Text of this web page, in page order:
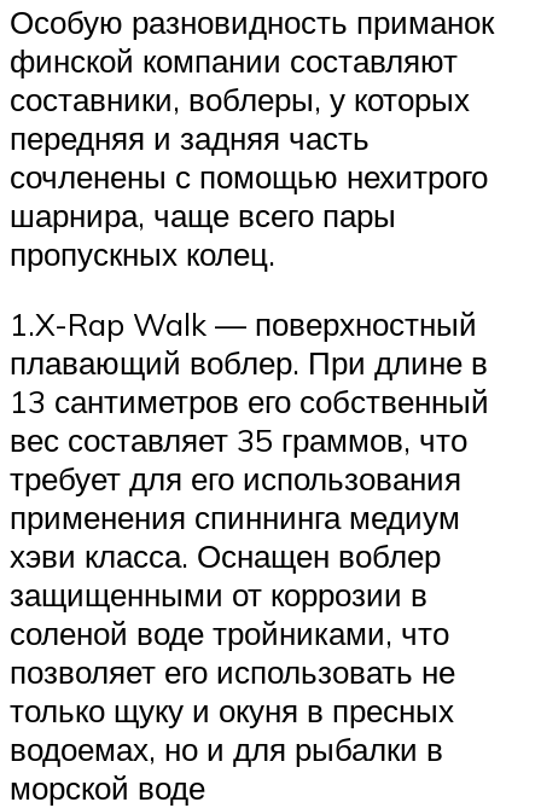
Особую разновидность приманок
финской компании составляют
составники, воблеры, у которых
передняя и задняя часть
сочленены с помощью нехитрого
шарнира, чаще всего пары
пропускных колец.
1.X-Rap Walk — поверхностный
плавающий воблер. При длине в
13 сантиметров его собственный
вес составляет 35 граммов, что
требует для его использования
применения спиннинга медиум
хэви класса. Оснащен воблер
защищенными от коррозии в
соленой воде тройниками, что
позволяет его использовать не
только щуку и окуня в пресных
водоемах, но и для рыбалки в
морской воде